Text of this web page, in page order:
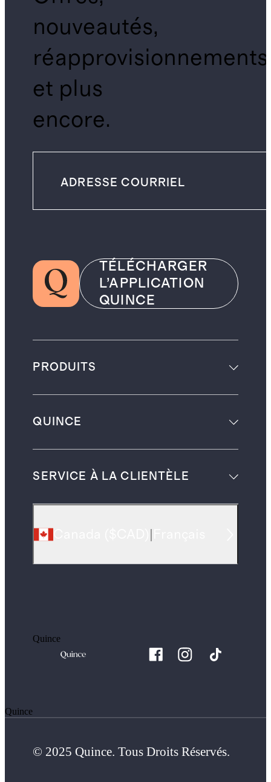
nouveautés,
réapprovisionnements
et plus
encore.
TÉLÉCHARGER
L’APPLICATION
QUINCE
PRODUITS
QUINCE
SERVICE À LA CLIENTÈLE
Quince
Quince
© 2025 Quince. Tous Droits Réservés.